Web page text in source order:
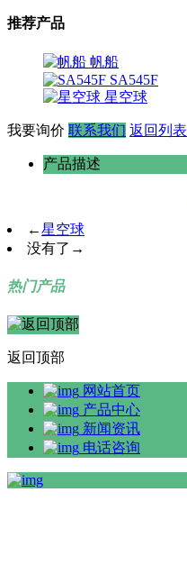
推荐产品
帆船
SA545F
星空球
我要询价 联系我们 返回列表
产品描述
←星空球
没有了 →
热门产品
返回顶部
网站首页
产品中心
新闻资讯
电话咨询